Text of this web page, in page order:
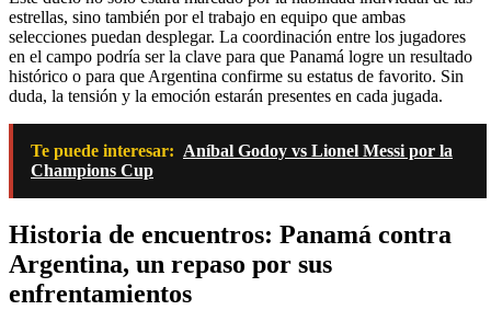
estrellas, sino también por el trabajo en equipo que ambas
selecciones puedan desplegar. La coordinación entre los jugadores
en el campo podría ser la clave para que Panamá logre un resultado
histórico o para que Argentina confirme su estatus de favorito. Sin
duda, la tensión y la emoción estarán presentes en cada jugada.
Te puede interesar: Aníbal Godoy vs Lionel Messi por la
Champions Cup
Historia de encuentros: Panamá contra
Argentina, un repaso por sus
enfrentamientos